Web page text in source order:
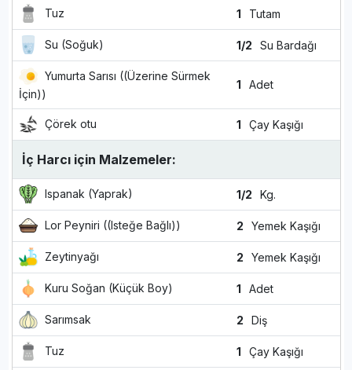
Tuz 1 Tutam
Su (Soğuk) 1/2 Su Bardağı
Yumurta Sarısı ((Üzerine Sürmek
İçin))
1 Adet
Çörek otu 1 Çay Kaşığı
İç Harcı için Malzemeler:
Ispanak (Yaprak) 1/2 Kg.
Lor Peyniri ((Isteğe Bağlı)) 2 Yemek Kaşığı
Zeytinyağı 2 Yemek Kaşığı
Kuru Soğan (Küçük Boy) 1 Adet
Sarımsak 2 Diş
Tuz 1 Çay Kaşığı